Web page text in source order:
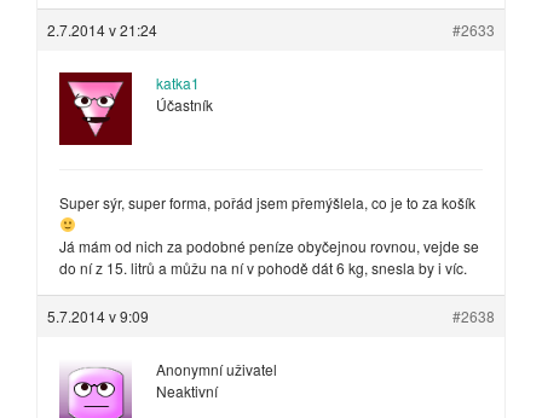
2.7.2014 v 21:24 #2633
katka1
Účastník
Super sýr, super forma, pořád jsem přemýšlela, co je to za košík
Já mám od nich za podobné peníze obyčejnou rovnou, vejde se
do ní z 15. litrů a můžu na ní v pohodě dát 6 kg, snesla by i víc.
5.7.2014 v 9:09 #2638
Anonymní uživatel
Neaktivní